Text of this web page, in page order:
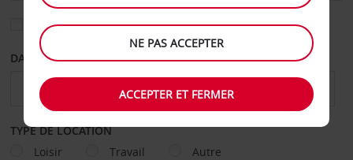
Sélectionnez une autre agence de retour
DATE DE DÉPART DATE DE RETOUR
TYPE DE LOCATION
Loisir
Travail Autre
NE PAS ACCEPTER
ACCEPTER ET FERMER